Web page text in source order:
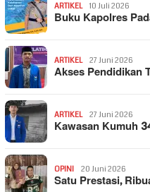
ARTIKEL 10 Juli 2026
Buku Kapolres
ARTIKEL 27 Juni 2026
Akses Pendidikan
ARTIKEL 27 Juni 2026
Kawasan Kumuh
OPINI 20 Juni 2026
Satu Prestasi,